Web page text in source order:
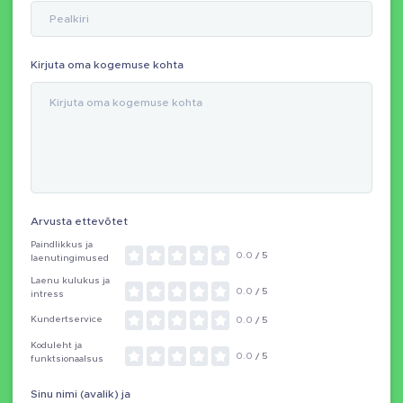
Kirjuta oma kogemuse kohta
Arvusta ettevõtet
Paindlikkus ja
laenutingimused
0.0 / 5
Laenu kulukus ja
intress
0.0 / 5
Kundertservice 0.0 / 5
Koduleht ja
funktsionaalsus
0.0 / 5
Sinu nimi (avalik) ja